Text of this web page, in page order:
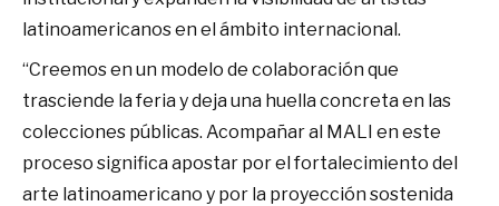
latinoamericanos en el ámbito internacional.
“Creemos en un modelo de colaboración que
trasciende la feria y deja una huella concreta en las
colecciones públicas. Acompañar al MALI en este
proceso significa apostar por el fortalecimiento del
arte latinoamericano y por la proyección sostenida